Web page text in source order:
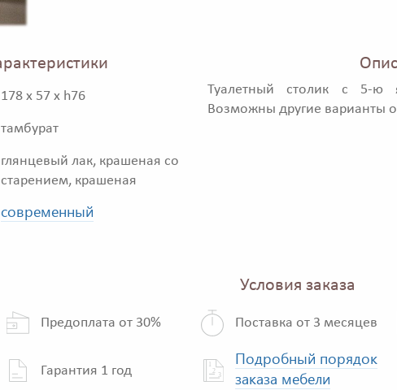
178 x 57 x h76
тамбурат
глянцевый лак, крашеная со
старением, крашеная
современный
Туалетный столик с 5-
Возможны другие варианты
Условия заказа
Предоплата от 30% Поставка от 3 месяцев
Гарантия 1 год
Подробный порядок
заказа мебели